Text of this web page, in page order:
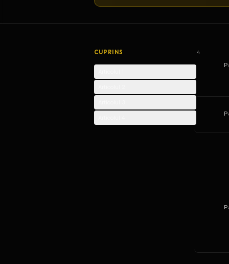
CUPRINS 4